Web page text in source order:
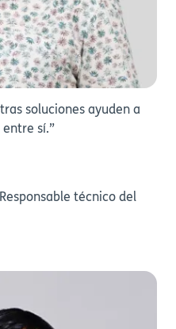
soluciones ayuden a
sí.”
técnico del